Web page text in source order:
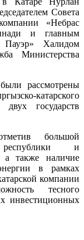
Совета
«Небрас
и главным
Пауэр» Халидом
Министерства
рассмотрены
катарского
государств
большой
республики и
а также наличие
в рамках
компании
тесного
инвестиционных